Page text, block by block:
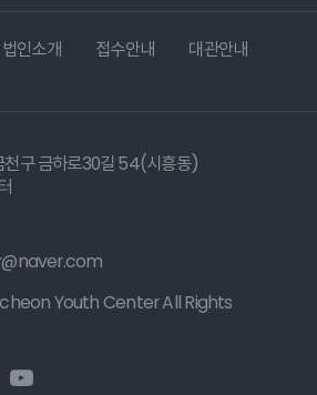
법인소개 접수안내
대관안내
구 금하로30길 54(시흥동)
Youth Center All Rights